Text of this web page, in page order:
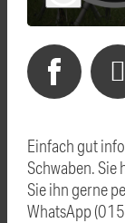
Einfach gut
Schwaben. Sie
Sie ihn gerne
WhatsApp